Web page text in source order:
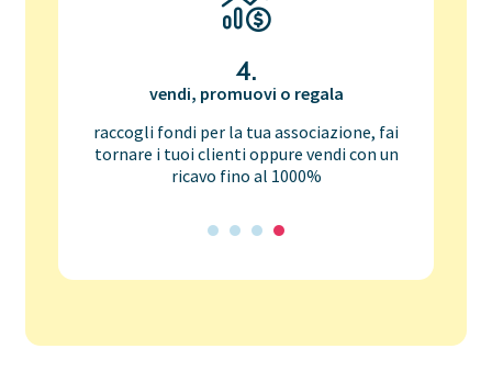
4.
vendi, promuovi o regala
raccogli fondi per la tua associazione, fai
tornare i tuoi clienti oppure vendi con un
ricavo fino al 1000%